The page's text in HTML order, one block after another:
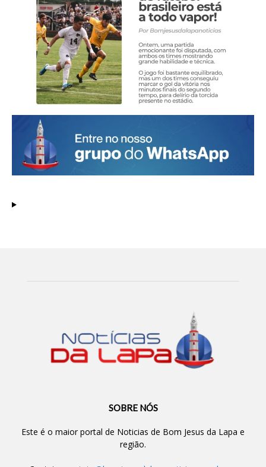
SOBRE NÓS
Este é o maior portal de Noticias de Bom Jesus da Lapa e
região.